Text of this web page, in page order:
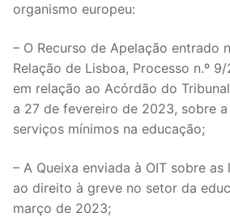
PRÉ-ESCOLAR
1º CICLO
2º/3º CEB / SECUNDÁRIO
ENSINO ARTÍSTICO
EDUCAÇÃO ESPECIAL
PARTICULAR / IPSS /
organismo europeu:
– O Recurso de Apelação entrado
Relação de Lisboa, Processo n.º
em relação ao Acórdão do
a 27 de fevereiro de 2023, sobre
serviços mínimos na educação;
– A Queixa enviada à OIT sobre
ao direito à greve no setor da
março de 2023;